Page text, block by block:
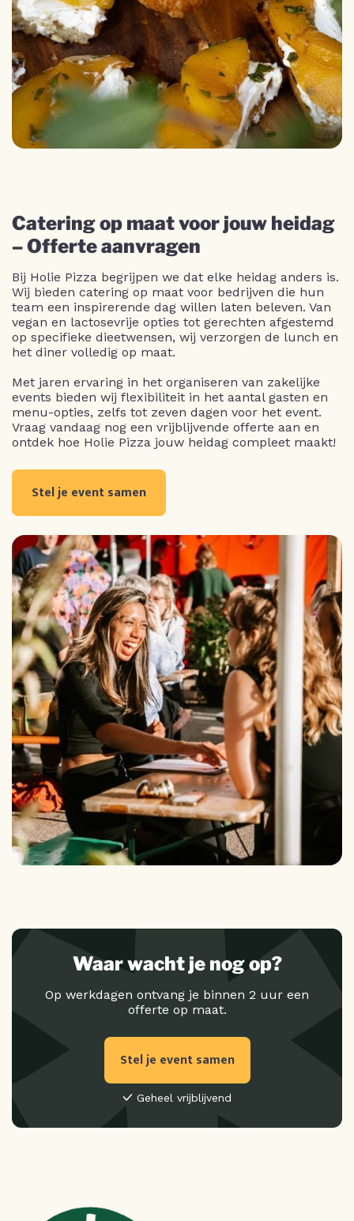
Catering op maat voor jouw heidag
– Offerte aanvragen
Bij Holie Pizza begrijpen we dat elke heidag anders is.
Wij bieden catering op maat voor bedrijven die hun
team een inspirerende dag willen laten beleven. Van
vegan en lactosevrije opties tot gerechten afgestemd
op specifieke dieetwensen, wij verzorgen de lunch en
het diner volledig op maat.
Met jaren ervaring in het organiseren van zakelijke
events bieden wij flexibiliteit in het aantal gasten en
menu-opties, zelfs tot zeven dagen voor het event.
Vraag vandaag nog een vrijblijvende offerte aan en
ontdek hoe Holie Pizza jouw heidag compleet maakt!
Stel je event samen
Waar wacht je nog op?
Op werkdagen ontvang je binnen 2 uur een
offerte op maat.
Stel je event samen
Geheel vrijblijvend